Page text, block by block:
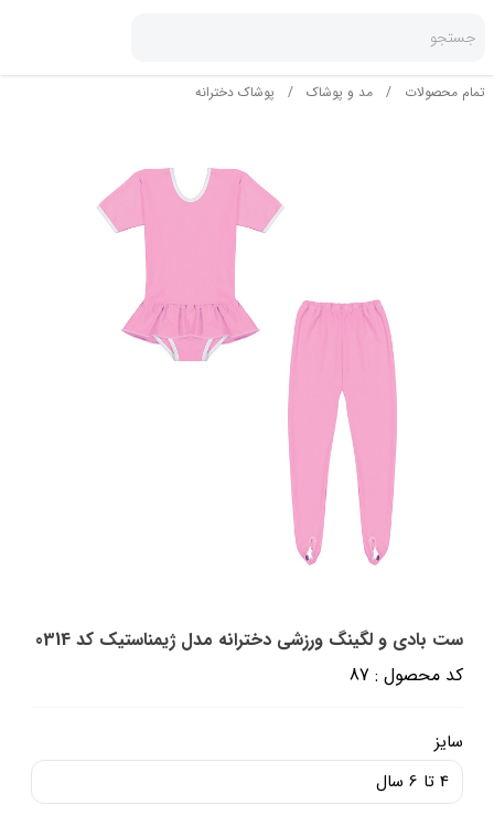
جستجو
تمام محصولات / مد و پوشاک / پوشاک دخترانه
ست بادی و لگینگ ورزشی دخترانه مدل ژیمناستیک کد 0314
کد محصول : 87
سایز
4 تا 6 سال